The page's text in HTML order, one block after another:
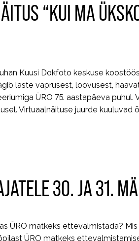
“KUI MA
Kuusi Dokfoto keskuse
laste vaprusest, loovusest,
ÜRO 75. aastapäeva
Virtuaalnäituse juurde kuuluvad
30. JA 31.
ÜRO matkeks ettevalmistada?
ÜRO matkeks